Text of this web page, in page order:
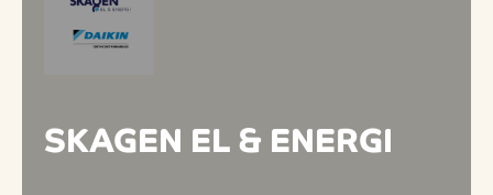
SKAGEN EL & ENERGI